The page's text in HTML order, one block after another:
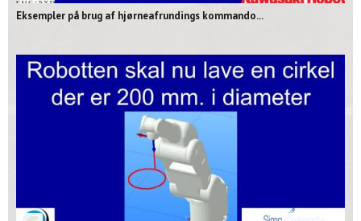
Eksempler på brug af hjørneafrundings kommando...